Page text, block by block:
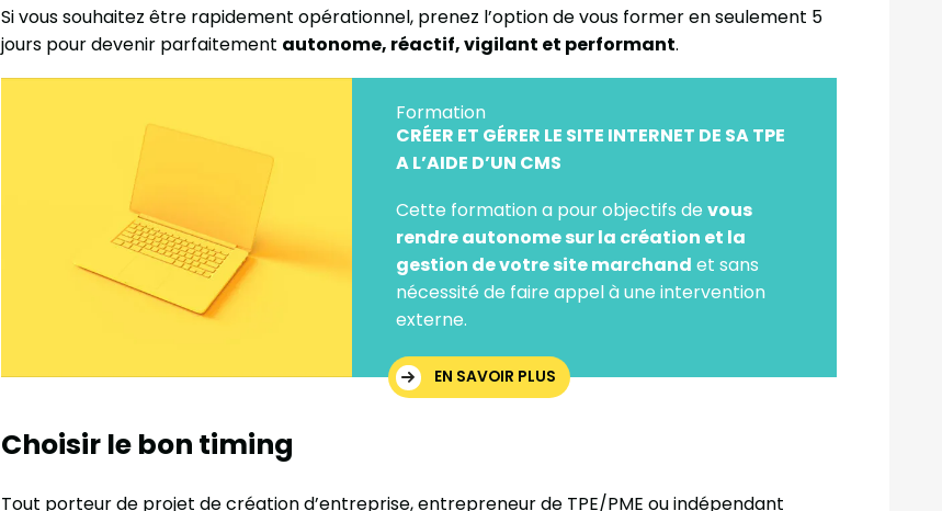
Si vous souhaitez être rapidement opérationnel, prenez l’option de vous former en seulement 5
jours pour devenir parfaitement autonome, réactif, vigilant et performant.
Formation
CRÉER ET GÉRER LE SITE INTERNET DE SA TPE
A L’AIDE D’UN CMS
Cette formation a pour objectifs de vous
rendre autonome sur la création et la
gestion de votre site marchand et sans
nécessité de faire appel à une intervention
externe.
EN SAVOIR PLUS
Choisir le bon timing
Tout porteur de projet de création d’entreprise, entrepreneur de TPE/PME ou indépendant